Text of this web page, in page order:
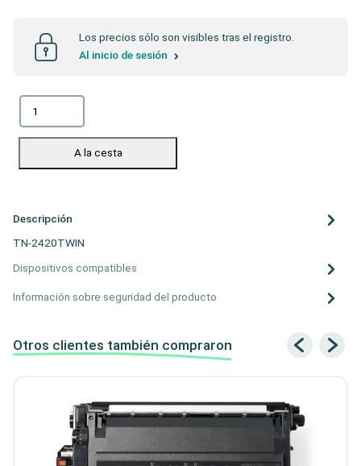
Los precios sólo son visibles tras el registro.
Al inicio de sesión
A la cesta
Descripción
TN-2420TWIN
Dispositivos compatibles
Información sobre seguridad del producto
Otros clientes también compraron